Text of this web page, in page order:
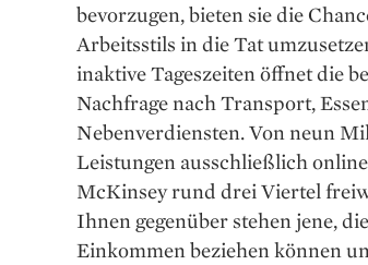
bevorzugen, bieten sie die
Arbeitsstils in die Tat
inaktive Tageszeiten öffnet die
Nachfrage nach Transport,
Nebenverdiensten. Von neun
Leistungen ausschließlich
McKinsey rund drei Viertel
Ihnen gegenüber stehen jene,
Einkommen beziehen können